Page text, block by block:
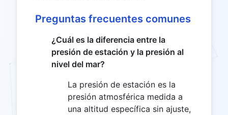
Preguntas frecuentes comunes
¿Cuál es la diferencia entre la
presión de estación y la presión al
nivel del mar?
La presión de estación es la
presión atmosférica medida a
una altitud específica sin ajuste,